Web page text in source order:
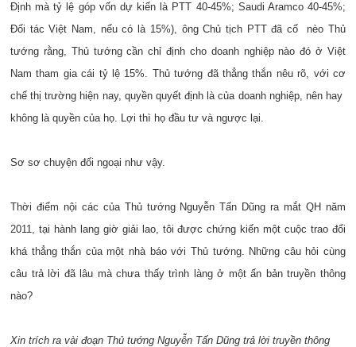
Định mà tỷ lệ góp vốn dự kiến là PTT 40-45%; Saudi Aramco 40-45%;
Đối tác Việt Nam, nếu có là 15%), ông Chủ tịch PTT đã cố nèo Thủ
tướng rằng, Thủ tướng cần chỉ định cho doanh nghiệp nào đó ở Việt
Nam tham gia cái tỷ lệ 15%. Thủ tướng đã thẳng thắn nêu rõ, với cơ
chế thị trường hiện nay, quyền quyết định là của doanh nghiệp, nên hay
không là quyền của họ. Lợi thì họ đầu tư và ngược lại.
Sơ sơ chuyện đối ngoại như vậy.
Thời điểm nội các của Thủ tướng Nguyễn Tấn Dũng ra mắt QH năm
2011, tại hành lang giờ giải lao, tôi được chứng kiến một cuộc trao đổi
khá thẳng thắn của một nhà báo với Thủ tướng. Những câu hỏi cùng
câu trả lời đã lâu mà chưa thấy trình làng ở một ấn bản truyền thông
nào?
Xin trích ra vài đoạn Thủ tướng Nguyễn Tấn Dũng trả lời truyền thông